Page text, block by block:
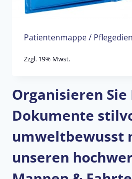
Patientenmappe /
Zzgl. 19% Mwst.
Organisieren Sie
Dokumente
umweltbewusst
unseren